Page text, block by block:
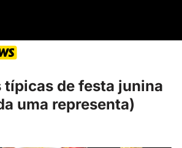
típicas de festa junina
uma representa)